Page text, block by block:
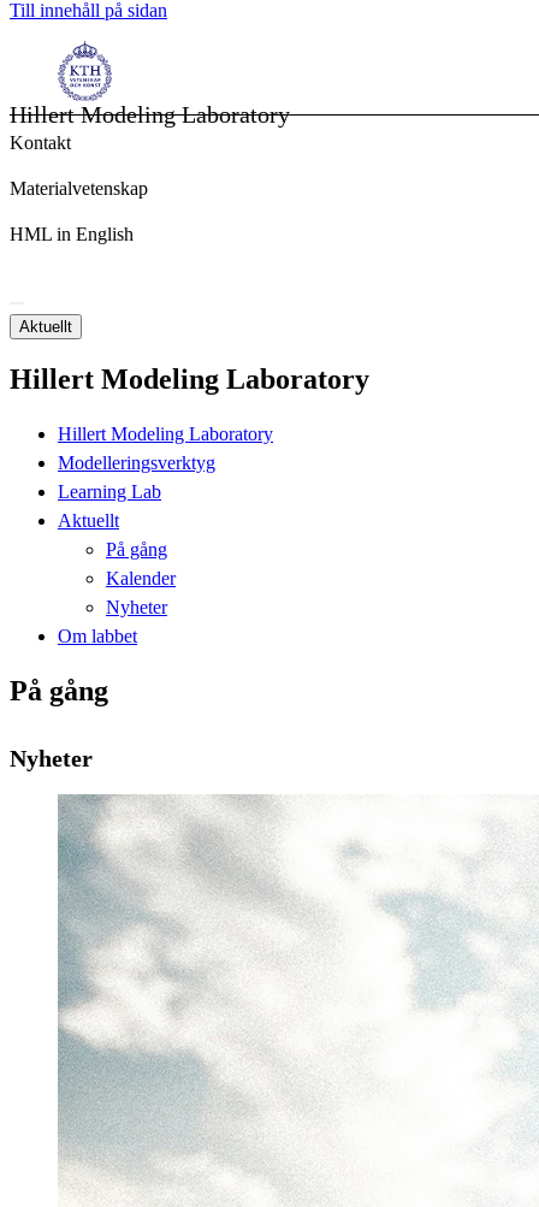
Till innehåll på sidan
Hillert Modeling Laboratory
Kontakt
Materialvetenskap
HML in English
Aktuellt
Hillert Modeling Laboratory
Hillert Modeling Laboratory
Modelleringsverktyg
Learning Lab
Aktuellt
På gång
Kalender
Nyheter
Om labbet
På gång
Nyheter